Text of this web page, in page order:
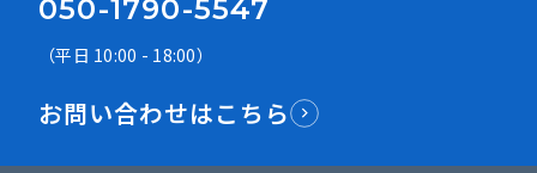
050-1790-5547
（平日 10:00 - 18:00）
お問い合わせはこちら